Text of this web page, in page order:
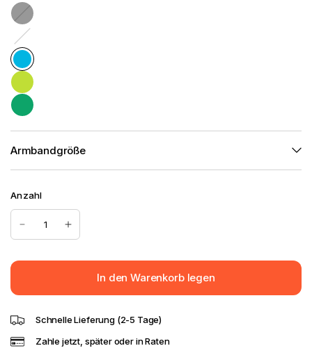
S
c
h
w
a
r
z
n
k
Armbandgröße
Anzahl
In den Warenkorb legen
Schnelle Lieferung (2-5 Tage)
Zahle jetzt, später oder in Raten